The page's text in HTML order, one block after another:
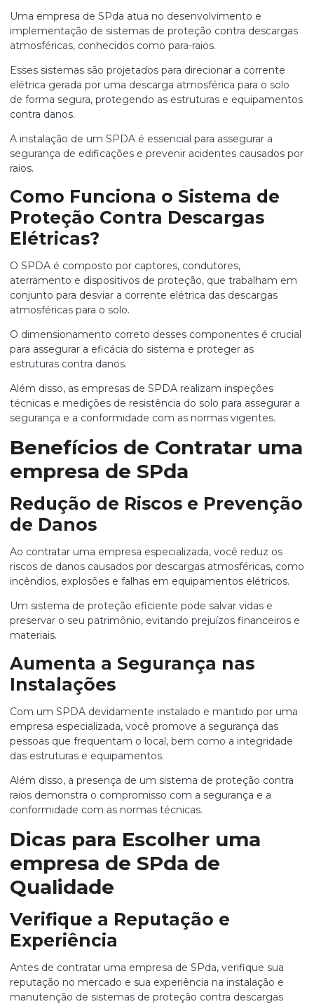
Uma empresa de SPda atua no desenvolvimento e
implementação de sistemas de proteção contra descargas
atmosféricas, conhecidos como para-raios.
Esses sistemas são projetados para direcionar a corrente
elétrica gerada por uma descarga atmosférica para o solo
de forma segura, protegendo as estruturas e equipamentos
contra danos.
A instalação de um SPDA é essencial para assegurar a
segurança de edificações e prevenir acidentes causados por
raios.
Como Funciona o Sistema de
Proteção Contra Descargas
Elétricas?
O SPDA é composto por captores, condutores,
aterramento e dispositivos de proteção, que trabalham em
conjunto para desviar a corrente elétrica das descargas
atmosféricas para o solo.
O dimensionamento correto desses componentes é crucial
para assegurar a eficácia do sistema e proteger as
estruturas contra danos.
Além disso, as empresas de SPDA realizam inspeções
técnicas e medições de resistência do solo para assegurar a
segurança e a conformidade com as normas vigentes.
Benefícios de Contratar uma
empresa de SPda
Redução de Riscos e Prevenção
de Danos
Ao contratar uma empresa especializada, você reduz os
riscos de danos causados por descargas atmosféricas, como
incêndios, explosões e falhas em equipamentos elétricos.
Um sistema de proteção eficiente pode salvar vidas e
preservar o seu patrimônio, evitando prejuízos financeiros e
materiais.
Aumenta a Segurança nas
Instalações
Com um SPDA devidamente instalado e mantido por uma
empresa especializada, você promove a segurança das
pessoas que frequentam o local, bem como a integridade
das estruturas e equipamentos.
Além disso, a presença de um sistema de proteção contra
raios demonstra o compromisso com a segurança e a
conformidade com as normas técnicas.
Dicas para Escolher uma
empresa de SPda de
Qualidade
Verifique a Reputação e
Experiência
Antes de contratar uma empresa de SPda, verifique sua
reputação no mercado e sua experiência na instalação e
manutenção de sistemas de proteção contra descargas